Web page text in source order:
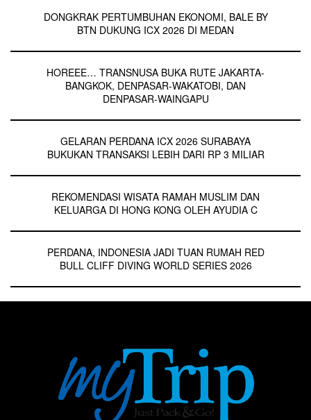
DONGKRAK PERTUMBUHAN EKONOMI, BALE BY
BTN DUKUNG ICX 2026 DI MEDAN
HOREEE… TRANSNUSA BUKA RUTE JAKARTA-
BANGKOK, DENPASAR-WAKATOBI, DAN
DENPASAR-WAINGAPU
GELARAN PERDANA ICX 2026 SURABAYA
BUKUKAN TRANSAKSI LEBIH DARI RP 3 MILIAR
REKOMENDASI WISATA RAMAH MUSLIM DAN
KELUARGA DI HONG KONG OLEH AYUDIA C
PERDANA, INDONESIA JADI TUAN RUMAH RED
BULL CLIFF DIVING WORLD SERIES 2026